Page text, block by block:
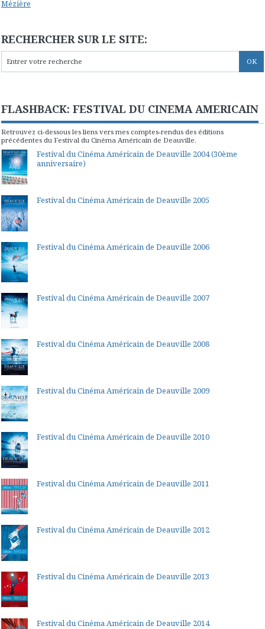
Mézière
RECHERCHER SUR LE SITE:
FLASHBACK: FESTIVAL DU CINEMA AMERICAIN
Retrouvez ci-dessous les liens vers mes comptes-rendus des éditions
précédentes du Festival du Cinéma Américain de Deauville.
Festival du Cinéma Américain de Deauville 2004 (30ème
anniversaire)
Festival du Cinéma Américain de Deauville 2005
Festival du Cinéma Américain de Deauville 2006
Festival du Cinéma Américain de Deauville 2007
Festival du Cinéma Américain de Deauville 2008
Festival du Cinéma Américain de Deauville 2009
Festival du Cinéma Américain de Deauville 2010
Festival du Cinéma Américain de Deauville 2011
Festival du Cinéma Américain de Deauville 2012
Festival du Cinéma Américain de Deauville 2013
Festival du Cinéma Américain de Deauville 2014